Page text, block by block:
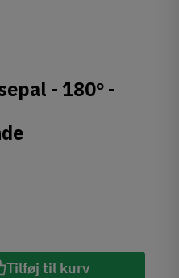
- 180º -
Tilføj til kurv